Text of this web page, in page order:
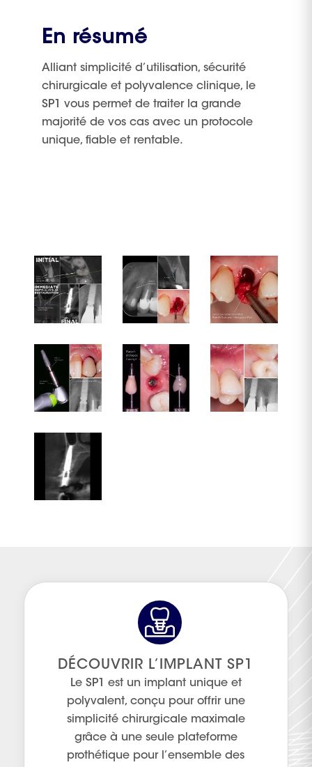
En résumé
Alliant simplicité d’utilisation, sécurité
chirurgicale et polyvalence clinique, le
SP1 vous permet de traiter la grande
majorité de vos cas avec un protocole
unique, fiable et rentable.
DÉCOUVRIR L’IMPLANT SP1
Le SP1 est un implant unique et
polyvalent, conçu pour offrir une
simplicité chirurgicale maximale
grâce à une seule plateforme
prothétique pour l’ensemble des